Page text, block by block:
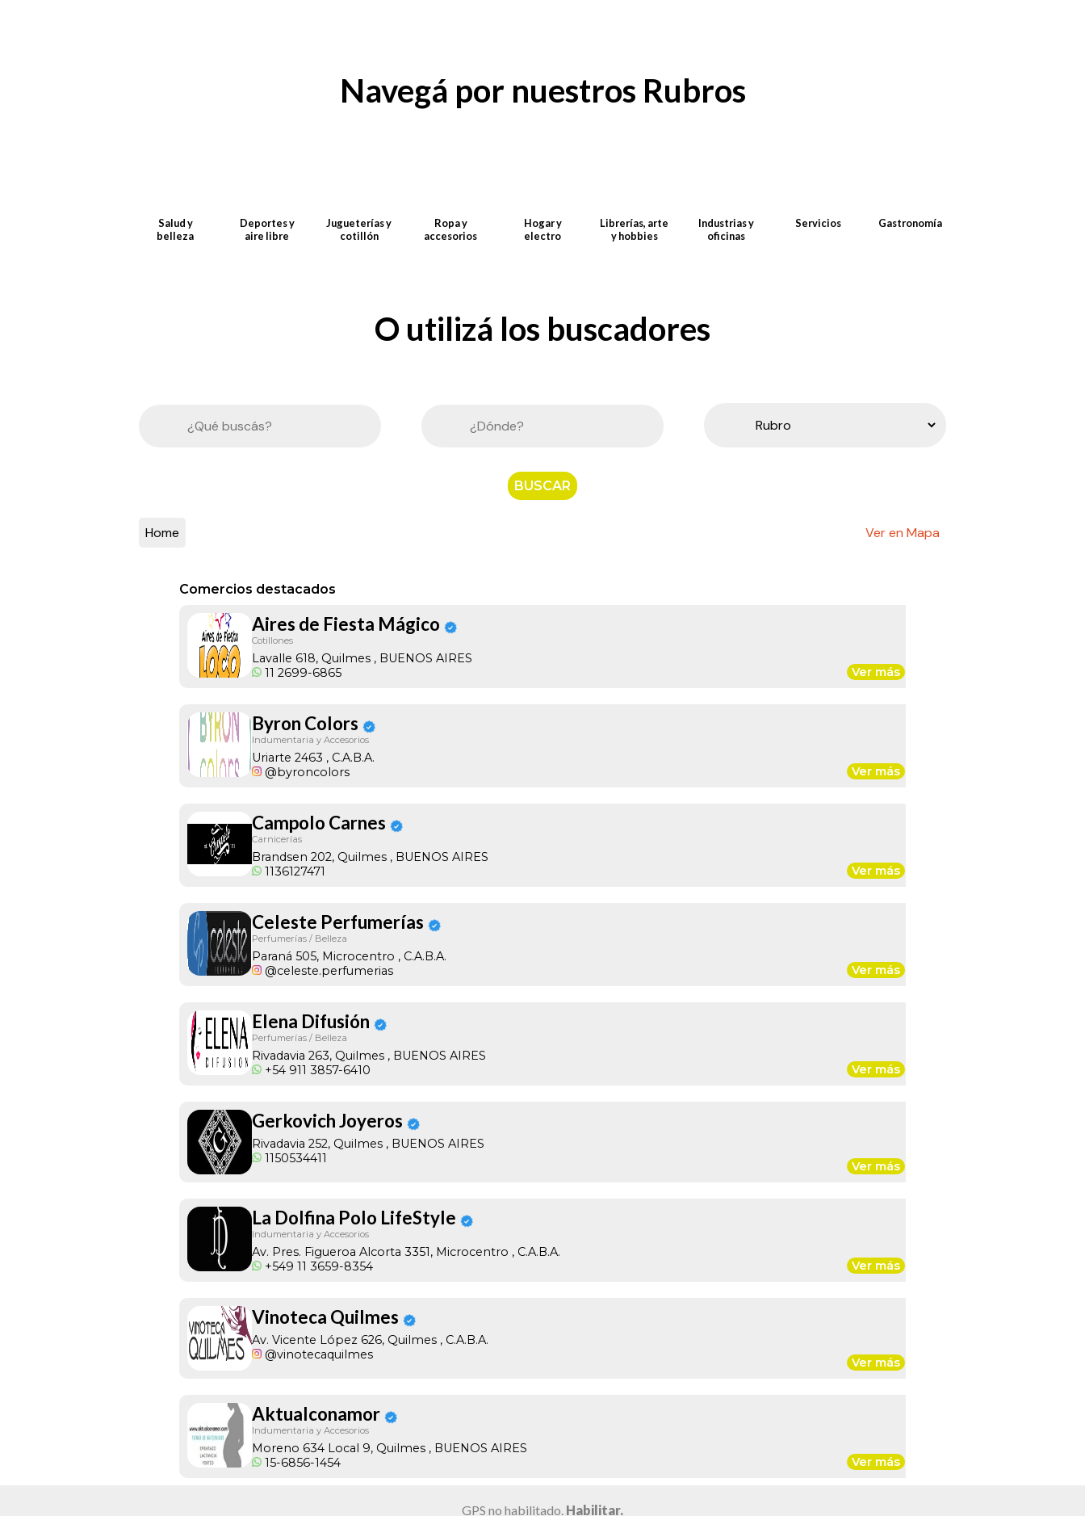
GPS no habilitado. Habilitar.
Navegá por nuestros Rubros
Salud y
belleza
Deportes y
aire libre
Jugueterías y
cotillón
Ropa y
accesorios
Hogar y
electro
Librerías, arte
y hobbies
Industrias y
oficinas
Servicios Gastronomía
O utilizá los buscadores
BUSCAR
Home Ver en Mapa
Comercios destacados
Aires de Fiesta Mágico
Cotillones
Lavalle 618, Quilmes , BUENOS AIRES
11 2699-6865
Ver más
Byron Colors
Indumentaria y Accesorios
Uriarte 2463 , C.A.B.A.
@byroncolors
Ver más
Campolo Carnes
Carnicerías
Brandsen 202, Quilmes , BUENOS AIRES
1136127471
Ver más
Celeste Perfumerías
Perfumerías / Belleza
Paraná 505, Microcentro , C.A.B.A.
@celeste.perfumerias
Ver más
Elena Difusión
Perfumerías / Belleza
Rivadavia 263, Quilmes , BUENOS AIRES
+54 911 3857-6410
Ver más
Gerkovich Joyeros
Rivadavia 252, Quilmes , BUENOS AIRES
1150534411
Ver más
La Dolfina Polo LifeStyle
Indumentaria y Accesorios
Av. Pres. Figueroa Alcorta 3351, Microcentro , C.A.B.A.
+549 11 3659-8354
Ver más
Vinoteca Quilmes
Av. Vicente López 626, Quilmes , C.A.B.A.
@vinotecaquilmes
Ver más
Aktualconamor
Indumentaria y Accesorios
Moreno 634 Local 9, Quilmes , BUENOS AIRES
15-6856-1454
Ver más